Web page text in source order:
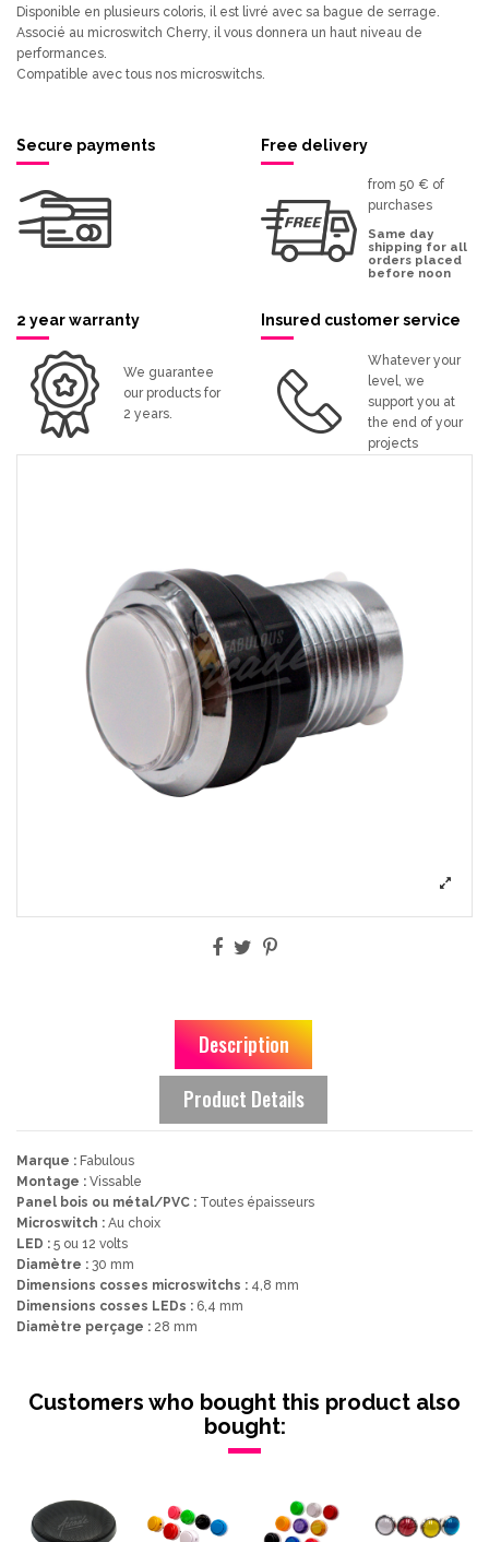
Disponible en plusieurs coloris, il est livré avec sa bague de serrage.
Associé au microswitch Cherry, il vous donnera un haut niveau de
performances.
Compatible avec tous nos microswitchs.
Secure payments Free delivery
from 50 € of
purchases
Same day
shipping for all
orders placed
before noon
2 year warranty
We guarantee
our products for
2 years.
Insured customer service
Whatever your
level, we
support you at
the end of your
projects
Description
Product Details
Marque : Fabulous
Montage : Vissable
Panel bois ou métal/PVC : Toutes épaisseurs
Microswitch : Au choix
LED : 5 ou 12 volts
Diamètre : 30 mm
Dimensions cosses microswitchs : 4,8 mm
Dimensions cosses LEDs : 6,4 mm
Diamètre perçage : 28 mm
Montage Vissable
30 mm
Forme Generale
Customers who bought this product also
bought: